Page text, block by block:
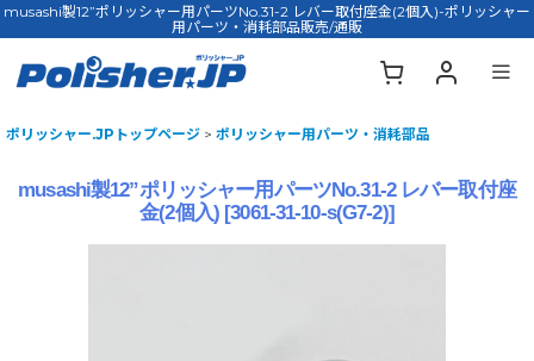
musashi製12”ポリッシャー用パーツNo.31-2 レバー取付座金(2個入)-ポリッシャー
用パーツ・消耗部品販売/通販
ポリッシャー.JPトップページ > ポリッシャー用パーツ・消耗部品
musashi製12”ポリッシャー用パーツNo.31-2 レバー取付座
金(2個入) [3061-31-10-s(G7-2)]